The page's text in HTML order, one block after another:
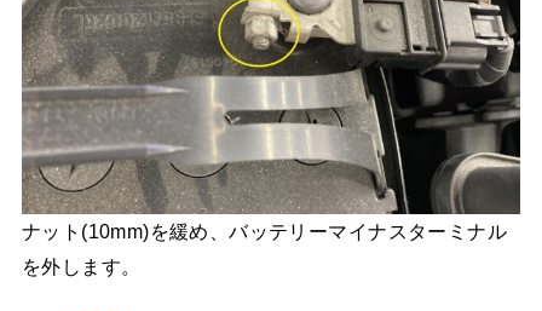
ナット(10mm)を緩め、バッテリーマイナスターミナル
を外します。